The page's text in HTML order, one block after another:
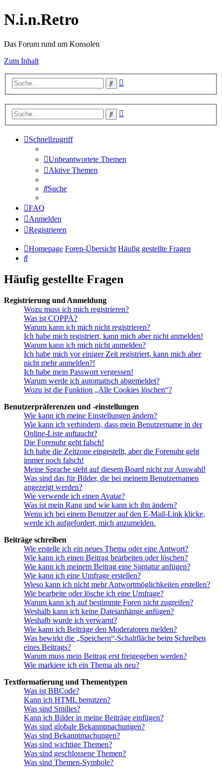
N.i.n.Retro
Das Forum rund um Konsolen
Zum Inhalt
Suche
Suche
Schnellzugriff
Unbeantwortete Themen
Aktive Themen
Suche
FAQ
Anmelden
Registrieren
Homepage Foren-Übersicht Häufig gestellte Fragen
Suche
Häufig gestellte Fragen
Registrierung und Anmeldung
Wozu muss ich mich registrieren?
Was ist COPPA?
Warum kann ich mich nicht registrieren?
Ich habe mich registriert, kann mich aber nicht anmelden!
Warum kann ich mich nicht anmelden?
Ich habe mich vor einiger Zeit registriert, kann mich aber
nicht mehr anmelden?!
Ich habe mein Passwort vergessen!
Warum werde ich automatisch abgemeldet?
Wozu ist die Funktion „Alle Cookies löschen“?
Benutzerpräferenzen und -einstellungen
Wie kann ich meine Einstellungen ändern?
Wie kann ich verhindern, dass mein Benutzername in der
Online-Liste auftaucht?
Die Forenuhr geht falsch!
Ich habe die Zeitzone eingestellt, aber die Forenuhr geht
immer noch falsch!
Meine Sprache steht auf diesem Board nicht zur Auswahl!
Was sind das für Bilder, die bei meinem Benutzernamen
angezeigt werden?
Wie verwende ich einen Avatar?
Was ist mein Rang und wie kann ich ihn ändern?
Wenn ich bei einem Benutzer auf den E-Mail-Link klicke,
werde ich aufgefordert, mich anzumelden.
Beiträge schreiben
Wie erstelle ich ein neues Thema oder eine Antwort?
Wie kann ich einen Beitrag bearbeiten oder löschen?
Wie kann ich meinem Beitrag eine Signatur anfügen?
Wie kann ich eine Umfrage erstellen?
Wieso kann ich nicht mehr Antwortmöglichkeiten erstellen?
Wie bearbeite oder lösche ich eine Umfrage?
Warum kann ich auf bestimmte Foren nicht zugreifen?
Weshalb kann ich keine Dateianhänge anfügen?
Weshalb wurde ich verwarnt?
Wie kann ich Beiträge den Moderatoren melden?
Was bewirkt die „Speichern“-Schaltfläche beim Schreiben
eines Beitrags?
Warum muss mein Beitrag erst freigegeben werden?
Wie markiere ich ein Thema als neu?
Textformatierung und Thementypen
Was ist BBCode?
Kann ich HTML benutzen?
Was sind Smilies?
Kann ich Bilder in meine Beiträge einfügen?
Was sind globale Bekanntmachungen?
Was sind Bekanntmachungen?
Was sind wichtige Themen?
Was sind geschlossene Themen?
Was sind Themen-Symbole?